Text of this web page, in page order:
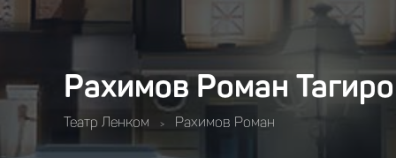
Рахимов Роман
Театр Ленком > Рахимов Роман